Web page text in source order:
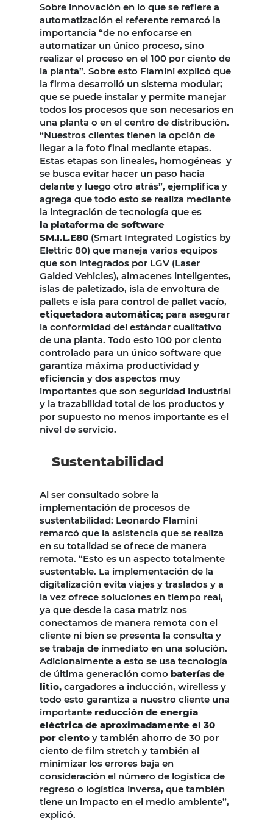
Sobre innovación en lo que se refiere a
automatización el referente remarcó la
importancia “de no enfocarse en
automatizar un único proceso, sino
realizar el proceso en el 100 por ciento de
la planta”. Sobre esto Flamini explicó que
la firma desarrolló un sistema modular;
que se puede instalar y permite manejar
todos los procesos que son necesarios en
una planta o en el centro de distribución.
“Nuestros clientes tienen la opción de
llegar a la foto final mediante etapas.
Estas etapas son lineales, homogéneas y
se busca evitar hacer un paso hacia
delante y luego otro atrás”, ejemplifica y
agrega que todo esto se realiza mediante
la integración de tecnología que es
la plataforma de software
SM.I.L.E80 (Smart Integrated Logistics by
Elettric 80) que maneja varios equipos
que son integrados por LGV (Laser
Gaided Vehicles), almacenes inteligentes,
islas de paletizado, isla de envoltura de
pallets e isla para control de pallet vacío,
etiquetadora automática; para asegurar
la conformidad del estándar cualitativo
de una planta. Todo esto 100 por ciento
controlado para un único software que
garantiza máxima productividad y
eficiencia y dos aspectos muy
importantes que son seguridad industrial
y la trazabilidad total de los productos y
por supuesto no menos importante es el
nivel de servicio.
Sustentabilidad
Al ser consultado sobre la
implementación de procesos de
sustentabilidad: Leonardo Flamini
remarcó que la asistencia que se realiza
en su totalidad se ofrece de manera
remota. “Esto es un aspecto totalmente
sustentable. La implementación de la
digitalización evita viajes y traslados y a
la vez ofrece soluciones en tiempo real,
ya que desde la casa matriz nos
conectamos de manera remota con el
cliente ni bien se presenta la consulta y
se trabaja de inmediato en una solución.
Adicionalmente a esto se usa tecnología
de última generación como baterías de
litio, cargadores a inducción, wirelless y
todo esto garantiza a nuestro cliente una
importante reducción de energía
eléctrica de aproximadamente el 30
por ciento y también ahorro de 30 por
ciento de film stretch y también al
minimizar los errores baja en
consideración el número de logística de
regreso o logística inversa, que también
tiene un impacto en el medio ambiente”,
explicó.